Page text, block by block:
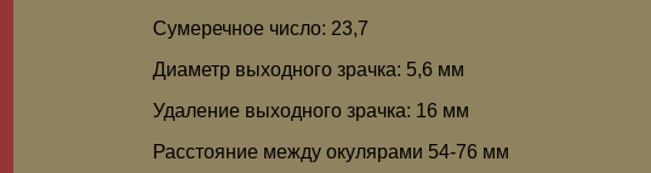
Сумеречное число: 23,7
Диаметр выходного зрачка: 5,6 мм
Удаление выходного зрачка: 16 мм
Расстояние между окулярами 54-76 мм